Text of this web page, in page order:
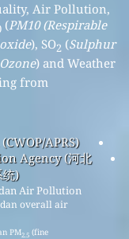
Air Pollution,
(PM10 (Respirable
), SO2 (Sulphur
Ozone ) and Weather
from:
APRS)
Agency (河北
统)
Air Pollution
overall air
PM2.5(fine